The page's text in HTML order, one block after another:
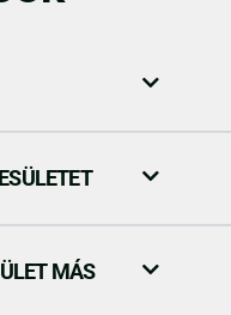
MÁS